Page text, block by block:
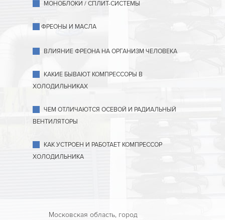
МОНОБЛОКИ / СПЛИТ-СИСТЕМЫ
ФРЕОНЫ И МАСЛА
ВЛИЯНИЕ ФРЕОНА НА ОРГАНИЗМ ЧЕЛОВЕКА
КАКИЕ БЫВАЮТ КОМПРЕССОРЫ В
ХОЛОДИЛЬНИКАХ
ЧЕМ ОТЛИЧАЮТСЯ ОСЕВОЙ И РАДИАЛЬНЫЙ
ВЕНТИЛЯТОРЫ
КАК УСТРОЕН И РАБОТАЕТ КОМПРЕССОР
ХОЛОДИЛЬНИКА
Московская область, город